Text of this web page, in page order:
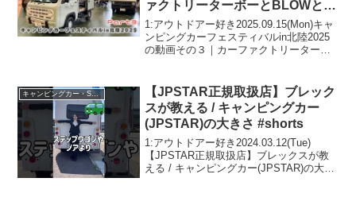
ァクトリーターボーとBLOWと時
間旅行社とTSTYLEとレガンスと
ノニデルとカーハウスゼロとトー
ザイアテオ
1:アウトドアー好き2025.09.15(Mon)キャ
ンピングカーフェスティバルin北陸2025
の動画その３｜カーファクトリーターボ
ーザイアテオって人気で話題らし...
キャンピングカー・SUV人気車種
【JPSTAR正規取扱店】ブレック
スが教える / キャンピングカー
(JPSTAR)の大きさ #shorts
1:アウトドアー好き2024.03.12(Tue)
【JPSTAR正規取扱店】ブレックスが教
える / キャンピングカー(JPSTAR)の大き